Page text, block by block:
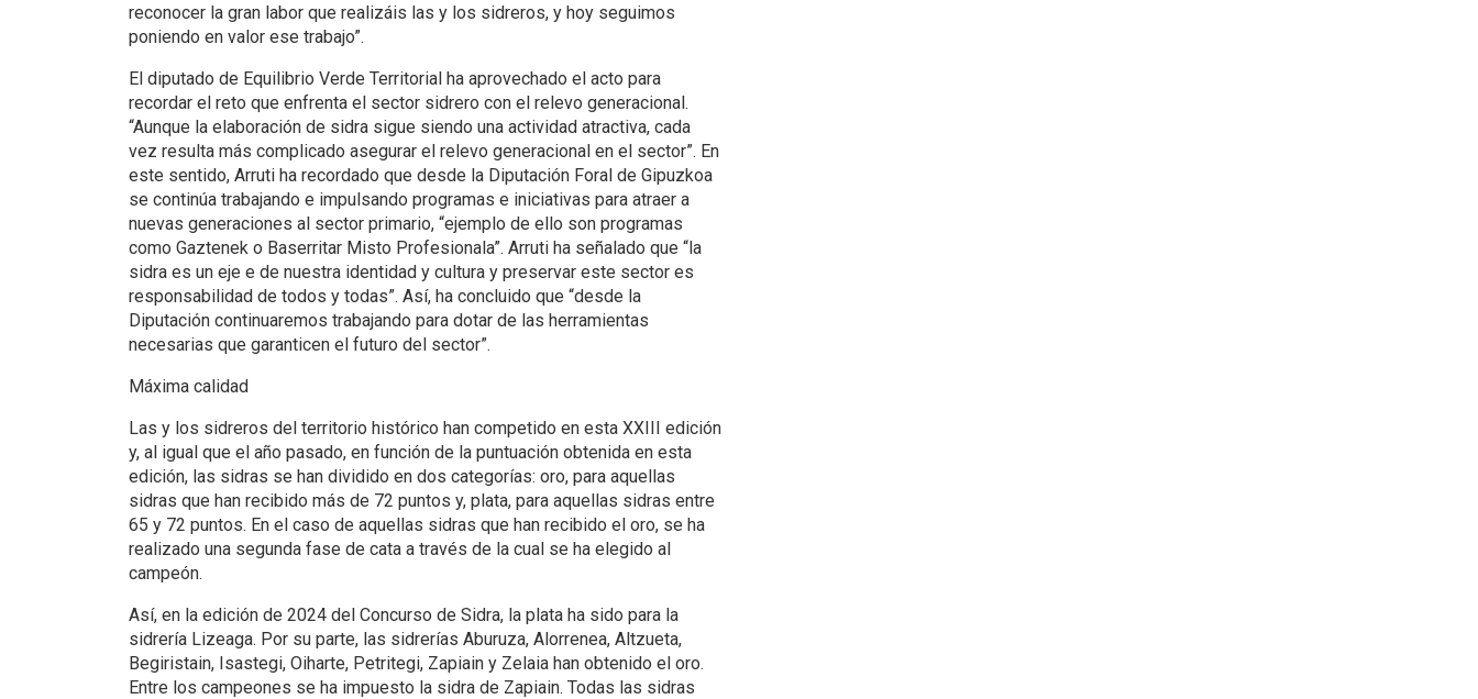
reconocer la gran labor que realizáis las y los sidreros, y hoy seguimos
poniendo en valor ese trabajo”.
El diputado de Equilibrio Verde Territorial ha aprovechado el acto para
recordar el reto que enfrenta el sector sidrero con el relevo generacional.
“Aunque la elaboración de sidra sigue siendo una actividad atractiva, cada
vez resulta más complicado asegurar el relevo generacional en el sector”. En
este sentido, Arruti ha recordado que desde la Diputación Foral de Gipuzkoa
se continúa trabajando e impulsando programas e iniciativas para atraer a
nuevas generaciones al sector primario, “ejemplo de ello son programas
como Gaztenek o Baserritar Misto Profesionala”. Arruti ha señalado que “la
sidra es un eje e de nuestra identidad y cultura y preservar este sector es
responsabilidad de todos y todas”. Así, ha concluido que “desde la
Diputación continuaremos trabajando para dotar de las herramientas
necesarias que garanticen el futuro del sector”.
Máxima calidad
Las y los sidreros del territorio histórico han competido en esta XXIII edición
y, al igual que el año pasado, en función de la puntuación obtenida en esta
edición, las sidras se han dividido en dos categorías: oro, para aquellas
sidras que han recibido más de 72 puntos y, plata, para aquellas sidras entre
65 y 72 puntos. En el caso de aquellas sidras que han recibido el oro, se ha
realizado una segunda fase de cata a través de la cual se ha elegido al
campeón.
Así, en la edición de 2024 del Concurso de Sidra, la plata ha sido para la
sidrería Lizeaga. Por su parte, las sidrerías Aburuza, Alorrenea, Altzueta,
Begiristain, Isastegi, Oiharte, Petritegi, Zapiain y Zelaia han obtenido el oro.
Entre los campeones se ha impuesto la sidra de Zapiain. Todas las sidras